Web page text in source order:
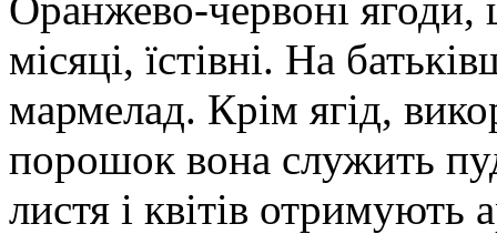
місяці, їстівні. На
мармелад. Крім ягід,
порошок вона служить
листя і квітів